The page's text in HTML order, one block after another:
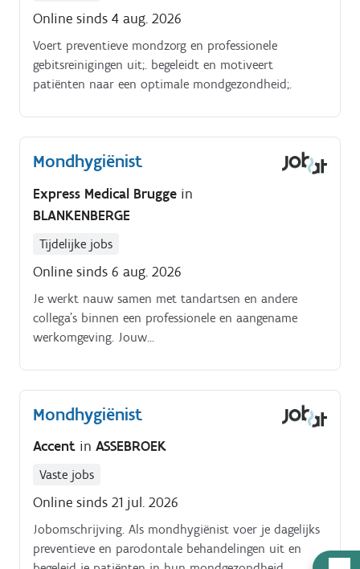
werken wij met.
Online sinds 4 aug. 2026
Voert preventieve mondzorg en professionele
gebitsreinigingen uit;. begeleidt en motiveert
patiënten naar een optimale mondgezondheid;.
Mondhygiënist
Express Medical Brugge in
BLANKENBERGE
Tijdelijke jobs
Online sinds 6 aug. 2026
Je werkt nauw samen met tandartsen en andere
collega's binnen een professionele en aangename
werkomgeving. Jouw
mondzorgbehandelingen.
Mondhygiënist
Accent in ASSEBROEK
Vaste jobs
Online sinds 21 jul. 2026
Jobomschrijving. Als mondhygiënist voer je dagelijks
preventieve en parodontale behandelingen uit en